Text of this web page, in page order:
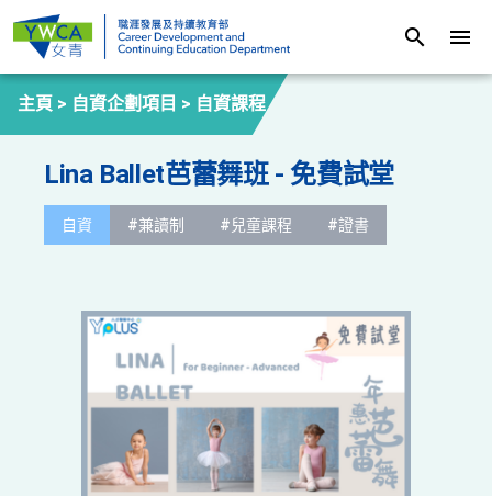
search menu
主頁 > 自資企劃項目 > 自資課程
Lina Ballet芭蕾舞班 - 免費試堂
自資 #兼讀制 #兒童課程 #證書